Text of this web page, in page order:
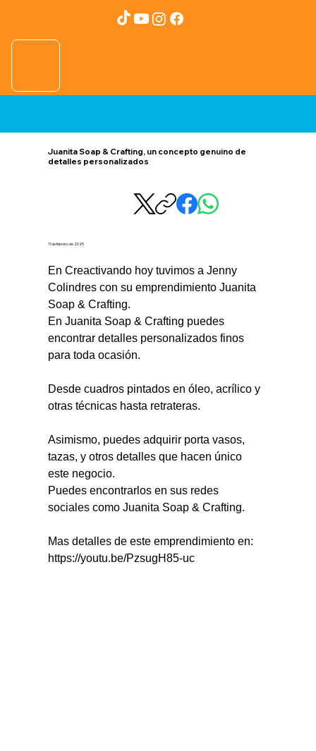
Juanita Soap & Crafting, un concepto genuino de
detalles personalizados
11 de febrero de 2025
En Creactivando hoy tuvimos a Jenny
Colindres con su emprendimiento Juanita
Soap & Crafting.
En Juanita Soap & Crafting puedes
encontrar detalles personalizados finos
para toda ocasión.
Desde cuadros pintados en óleo, acrílico y
otras técnicas hasta retrateras.
Asimismo, puedes adquirir porta vasos,
tazas, y otros detalles que hacen único
este negocio.
Puedes encontrarlos en sus redes
sociales como Juanita Soap & Crafting.
Mas detalles de este emprendimiento en:
https://youtu.be/PzsugH85-uc